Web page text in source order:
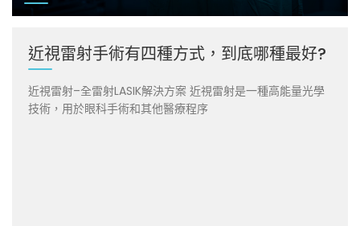
近視雷射手術有四種方式，到底哪種最好?
近視雷射–全雷射LASIK解決方案 近視雷射是一種高能量光學
技術，用於眼科手術和其他醫療程序